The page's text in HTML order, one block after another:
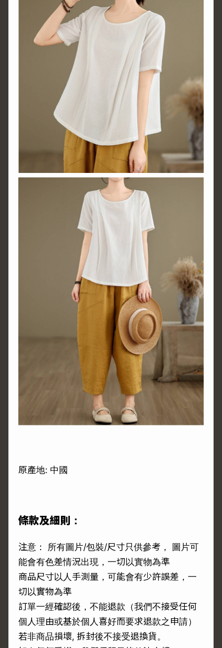
原產地: 中國
條款及細則：
注意： 所有圖片/包裝/尺寸只供參考， 圖片可
能會有色差情況出現，一切以實物為準
商品尺寸以人手測量，可能會有少許誤差，一
切以實物為準
訂單一經確認後，不能退款（我們不接受任何
個人理由或基於個人喜好而要求退款之申請）
若非商品損壞, 拆封後不接受退換貨。